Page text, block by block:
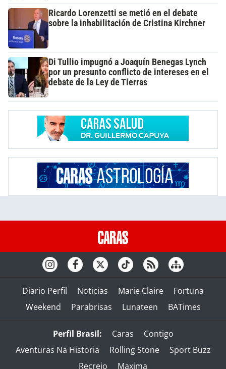
Ricardo Lorenzetti se metió en el debate
sobre la inhabilitación de Cristina Kirchner
Di Tullio impugnó a Joaquín Benegas Lynch
por un presunto conflicto de intereses en el
debate de la Ley de Tierras
Diario Perfil Noticias Marie Claire
Fortuna
Weekend
Parabrisas Lunateen BATimes
Perfil Brasil: Caras
Contigo
Aventuras Na Historia
Rolling Stone
Sport Buzz
Recreio
Maxima